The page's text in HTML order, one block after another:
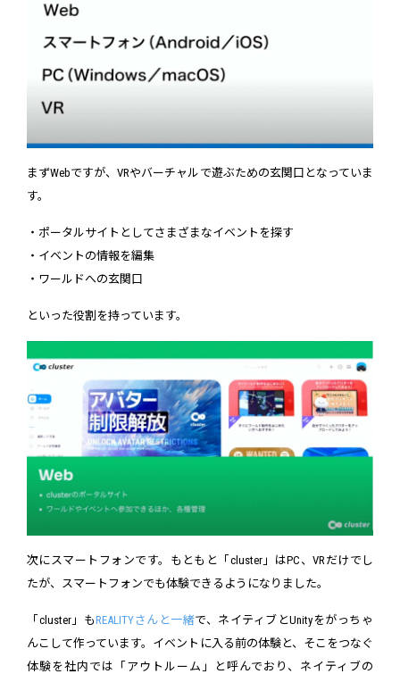
まずWebですが、VRやバーチャルで遊ぶための玄関口となっていま
す。
・ポータルサイトとしてさまざまなイベントを探す
・イベントの情報を編集
・ワールドへの玄関口
といった役割を持っています。
次にスマートフォンです。もともと「cluster」はPC、VRだけでし
たが、スマートフォンでも体験できるようになりました。
「cluster」もREALITYさんと一緒で、ネイティブとUnityをがっちゃ
んこして作っています。イベントに入る前の体験と、そこをつなぐ
体験を社内では「アウトルーム」と呼んでおり、ネイティブの